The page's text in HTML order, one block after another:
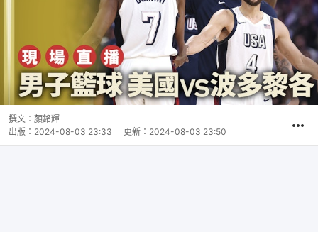
撰文： 顏銘輝
出版： 2024-08-03 23:33 更新： 2024-08-03 23:50